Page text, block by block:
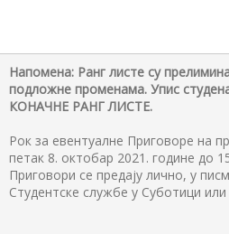
Напомена: Ранг листе су
подложне променама. Упис
КОНАЧНЕ РАНГ ЛИСТЕ.
Рок за евентуалне Приговоре на
петак 8. октобар 2021. године до
Приговори се предају лично, у
Студентске службе у Суботици